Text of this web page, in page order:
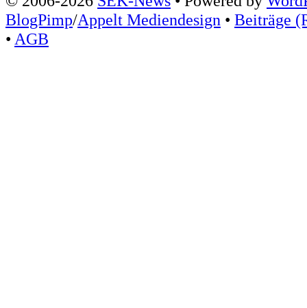
BlogPimp/Appelt Mediendesign • Beiträge
• AGB